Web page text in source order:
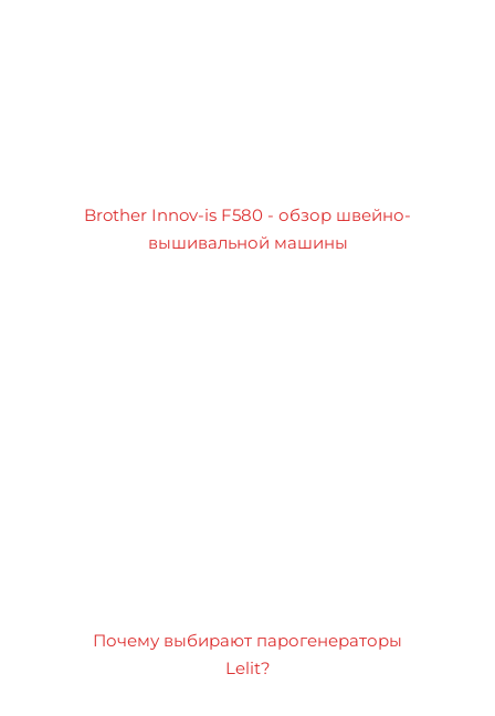
Brother Innov-is F580 - обзор швейно-
вышивальной машины
Почему выбирают парогенераторы
Lelit?